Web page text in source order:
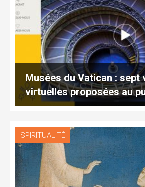
Musées du Vatican : sept
virtuelles proposées au
SPIRITUALITÉ